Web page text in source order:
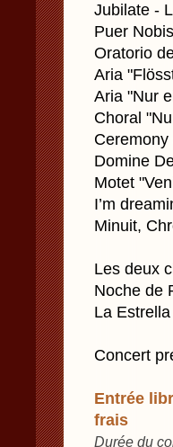
Jubilate -
Puer
Oratorio
Aria
Aria "Nur
Choral
Domine
Motet
I’m
Minuit,
Les deux
Noche de
La
Concert
Entrée
frais
Durée du